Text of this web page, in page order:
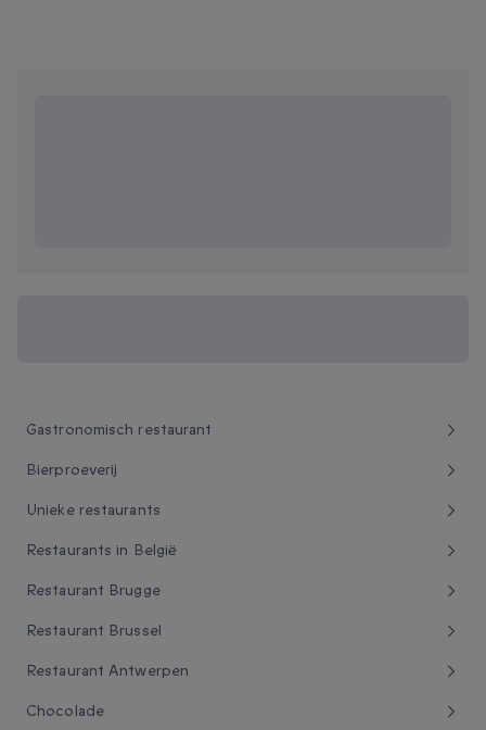
Gastronomisch restaurant
Bierproeverij
Unieke restaurants
Restaurants in België
Restaurant Brugge
Restaurant Brussel
Restaurant Antwerpen
Chocolade